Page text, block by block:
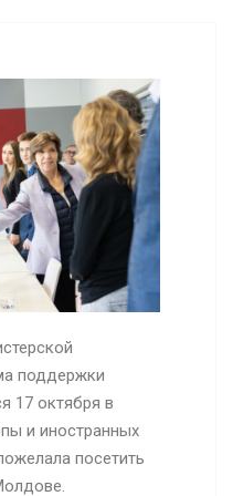
поддержки
17 октября в
и иностранных
посетить